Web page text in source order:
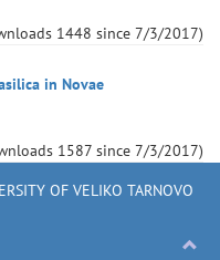
1448 since 7/3/2017)
in Novae
1587 since 7/3/2017)
OF VELIKO TARNOVO